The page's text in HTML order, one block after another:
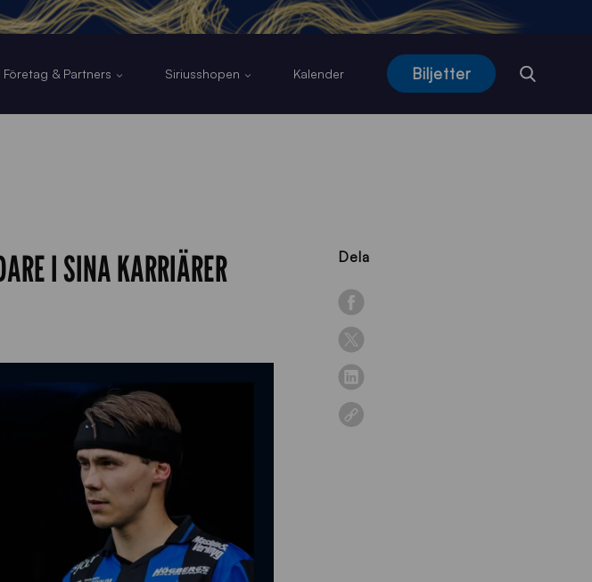
Företag & Partners Siriusshopen Kalender Biljetter
Dela
I SINA KARRIÄRER